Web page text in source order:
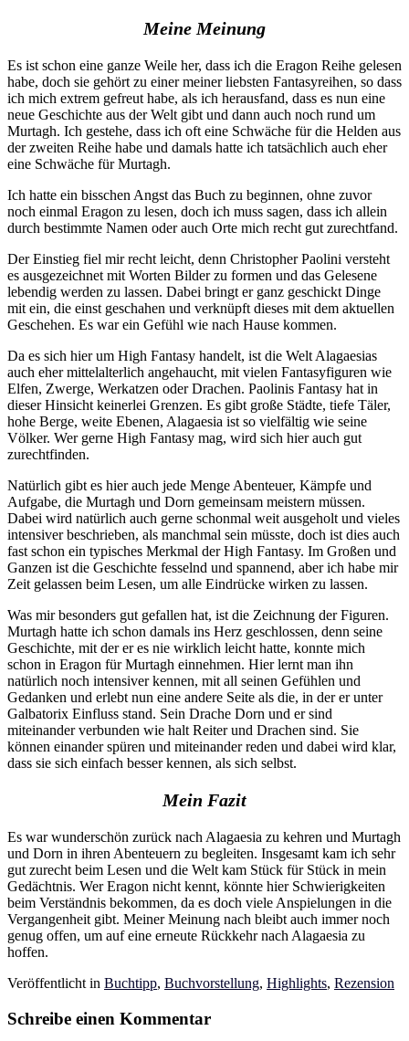
Meine Meinung
Es ist schon eine ganze Weile her, dass ich die Eragon Reihe gelesen
habe, doch sie gehört zu einer meiner liebsten Fantasyreihen, so dass
ich mich extrem gefreut habe, als ich herausfand, dass es nun eine
neue Geschichte aus der Welt gibt und dann auch noch rund um
Murtagh. Ich gestehe, dass ich oft eine Schwäche für die Helden aus
der zweiten Reihe habe und damals hatte ich tatsächlich auch eher
eine Schwäche für Murtagh.
Ich hatte ein bisschen Angst das Buch zu beginnen, ohne zuvor
noch einmal Eragon zu lesen, doch ich muss sagen, dass ich allein
durch bestimmte Namen oder auch Orte mich recht gut zurechtfand.
Der Einstieg fiel mir recht leicht, denn Christopher Paolini versteht
es ausgezeichnet mit Worten Bilder zu formen und das Gelesene
lebendig werden zu lassen. Dabei bringt er ganz geschickt Dinge
mit ein, die einst geschahen und verknüpft dieses mit dem aktuellen
Geschehen. Es war ein Gefühl wie nach Hause kommen.
Da es sich hier um High Fantasy handelt, ist die Welt Alagaesias
auch eher mittelalterlich angehaucht, mit vielen Fantasyfiguren wie
Elfen, Zwerge, Werkatzen oder Drachen. Paolinis Fantasy hat in
dieser Hinsicht keinerlei Grenzen. Es gibt große Städte, tiefe Täler,
hohe Berge, weite Ebenen, Alagaesia ist so vielfältig wie seine
Völker. Wer gerne High Fantasy mag, wird sich hier auch gut
zurechtfinden.
Natürlich gibt es hier auch jede Menge Abenteuer, Kämpfe und
Aufgabe, die Murtagh und Dorn gemeinsam meistern müssen.
Dabei wird natürlich auch gerne schonmal weit ausgeholt und vieles
intensiver beschrieben, als manchmal sein müsste, doch ist dies auch
fast schon ein typisches Merkmal der High Fantasy. Im Großen und
Ganzen ist die Geschichte fesselnd und spannend, aber ich habe mir
Zeit gelassen beim Lesen, um alle Eindrücke wirken zu lassen.
Was mir besonders gut gefallen hat, ist die Zeichnung der Figuren.
Murtagh hatte ich schon damals ins Herz geschlossen, denn seine
Geschichte, mit der er es nie wirklich leicht hatte, konnte mich
schon in Eragon für Murtagh einnehmen. Hier lernt man ihn
natürlich noch intensiver kennen, mit all seinen Gefühlen und
Gedanken und erlebt nun eine andere Seite als die, in der er unter
Galbatorix Einfluss stand. Sein Drache Dorn und er sind
miteinander verbunden wie halt Reiter und Drachen sind. Sie
können einander spüren und miteinander reden und dabei wird klar,
dass sie sich einfach besser kennen, als sich selbst.
Mein Fazit
Es war wunderschön zurück nach Alagaesia zu kehren und Murtagh
und Dorn in ihren Abenteuern zu begleiten. Insgesamt kam ich sehr
gut zurecht beim Lesen und die Welt kam Stück für Stück in mein
Gedächtnis. Wer Eragon nicht kennt, könnte hier Schwierigkeiten
beim Verständnis bekommen, da es doch viele Anspielungen in die
Vergangenheit gibt. Meiner Meinung nach bleibt auch immer noch
genug offen, um auf eine erneute Rückkehr nach Alagaesia zu
hoffen.
Veröffentlicht in Buchtipp, Buchvorstellung, Highlights, Rezension
Schreibe einen Kommentar